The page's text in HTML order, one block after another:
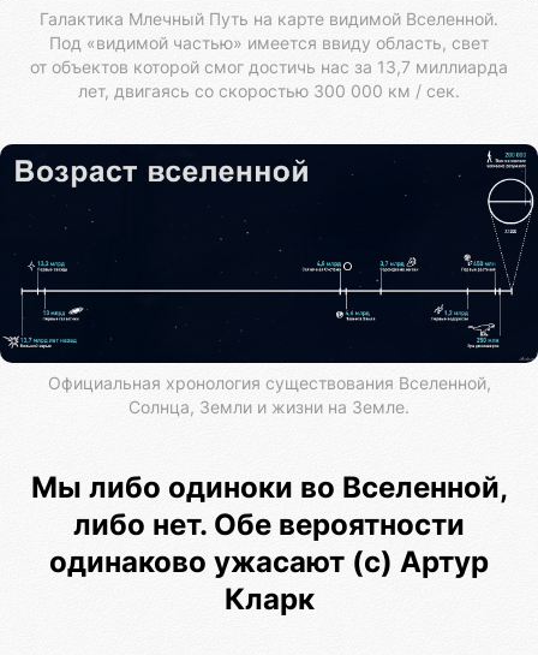
Галактика Млечный Путь на карте видимой Вселенной.
Под «видимой частью» имеется ввиду область, свет
от объектов которой смог достичь нас за 13,7 миллиарда
лет, двигаясь со скоростью 300 000 км / сек.
Официальная хронология существования Вселенной,
Солнца, Земли и жизни на Земле.
Мы либо одиноки во Вселенной,
либо нет. Обе вероятности
одинаково ужасают (с) Артур
Кларк